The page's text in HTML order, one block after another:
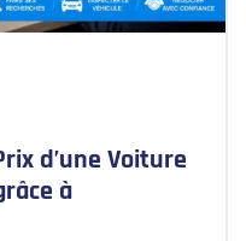
d’une Voiture
à